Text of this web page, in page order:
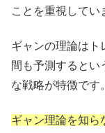
ことを重視してい
ギャンの理論はト
間も予測するとい
な戦略が特徴です。
ギャン理論を知ら